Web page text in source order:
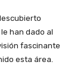
han dado al
fascinante
esta área.